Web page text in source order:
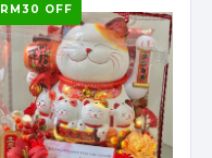
RM30 OFF